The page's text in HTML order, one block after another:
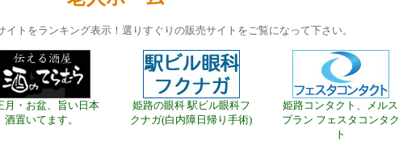
イトをランキング表示！選りすぐりの販売サイトをご覧になって下さい。
月・お盆、旨い日本
酒置いてます。
姫路の眼科 駅ビル眼科フ
クナガ(白内障日帰り手術)
姫路コンタクト、メルス
プラン フェスタコンタク
ト